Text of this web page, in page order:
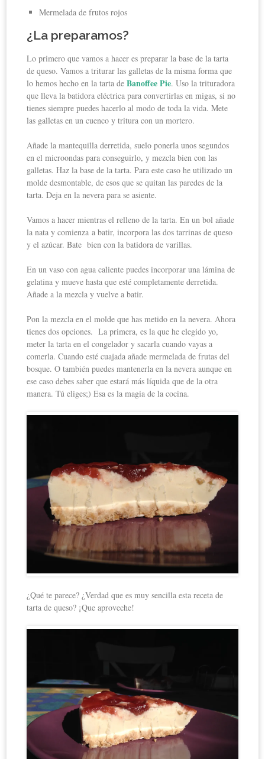
Mermelada de frutos rojos
¿La preparamos?
Lo primero que vamos a hacer es preparar la base de la tarta
de queso. Vamos a triturar las galletas de la misma forma que
lo hemos hecho en la tarta deBanoffee Pie. Uso la trituradora
que lleva la batidora eléctrica para convertirlas en migas, si no
tienes siempre puedes hacerlo al modo de toda la vida. Mete
las galletas en un cuenco y tritura con un mortero.
Añade la mantequilla derretida, suelo ponerla unos segundos
en el microondas para conseguirlo, y mezcla bien con las
galletas. Haz la base de la tarta. Para este caso he utilizado un
molde desmontable, de esos que se quitan las paredes de la
tarta. Deja en la nevera para se asiente.
Vamos a hacer mientras el relleno de la tarta. En un bol añade
la nata y comienza a batir, incorpora las dos tarrinas de queso
y el azúcar. Bate bien con la batidora de varillas.
En un vaso con agua caliente puedes incorporar una lámina de
gelatina y mueve hasta que esté completamente derretida.
Añade a la mezcla y vuelve a batir.
Pon la mezcla en el molde que has metido en la nevera. Ahora
tienes dos opciones. La primera, es la que he elegido yo,
meter la tarta en el congelador y sacarla cuando vayas a
comerla. Cuando esté cuajada añade mermelada de frutas del
bosque. O también puedes mantenerla en la nevera aunque en
ese caso debes saber que estará más líquida que de la otra
manera. Tú eliges;) Esa es la magia de la cocina.
¿Qué te parece? ¿Verdad que es muy sencilla esta receta de
tarta de queso? ¡Que aproveche!